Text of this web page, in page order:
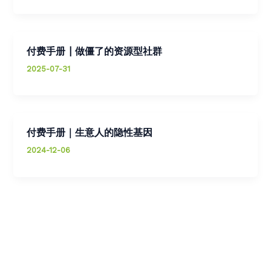
付费手册 | 做僵了的资源型社群
2025-07-31
付费手册｜生意人的隐性基因
2024-12-06